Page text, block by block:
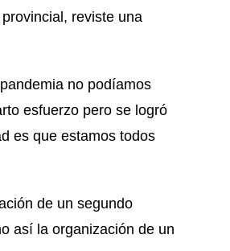
reviste una
no podíamos
esfuerzo pero se logró
es que estamos todos
de un segundo
así la organización de un